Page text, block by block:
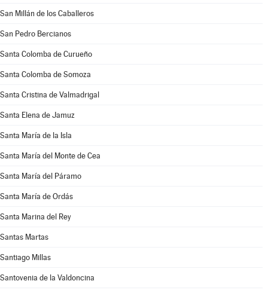
San Millán de los Caballeros
San Pedro Bercianos
Santa Colomba de Curueño
Santa Colomba de Somoza
Santa Cristina de Valmadrigal
Santa Elena de Jamuz
Santa María de la Isla
Santa María del Monte de Cea
Santa María del Páramo
Santa María de Ordás
Santa Marina del Rey
Santas Martas
Santiago Millas
Santovenia de la Valdoncina